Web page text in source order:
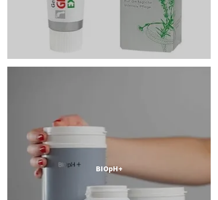
BIOpH+